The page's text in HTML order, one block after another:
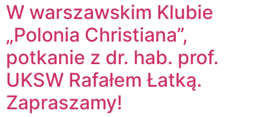
W warszawskim Klubie
„Polonia Christiana”,
potkanie z dr. hab. prof.
UKSW Rafałem Łatką.
Zapraszamy!